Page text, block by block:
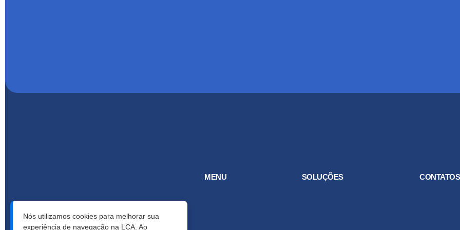
MENU SOLUÇÕES CONTATOS
Nós utilizamos cookies para melhorar sua
experiência de navegação na LCA. Ao